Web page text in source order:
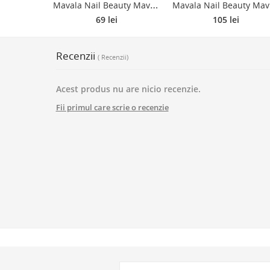
M
avala Nail Beauty MavaDry lac de unghii accelerator de uscare 10 ml
69 lei
avala
105 lei
Recenzii ( Recenzii)
Acest produs nu are nicio recenzie.
Fii primul care scrie o recenzie